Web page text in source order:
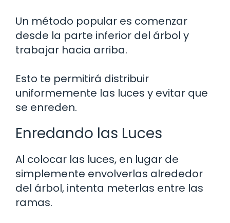
Un método popular es comenzar
desde la parte inferior del árbol y
trabajar hacia arriba.
Esto te permitirá distribuir
uniformemente las luces y evitar que
se enreden.
Enredando las Luces
Al colocar las luces, en lugar de
simplemente envolverlas alrededor
del árbol, intenta meterlas entre las
ramas.